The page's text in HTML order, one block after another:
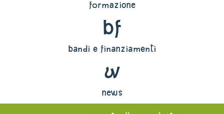
formazione
bf
bandi e finanziamenti
w
news